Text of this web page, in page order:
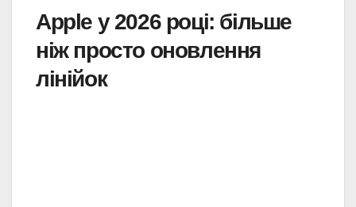
Apple у 2026 році: більше
ніж просто оновлення
лінійок